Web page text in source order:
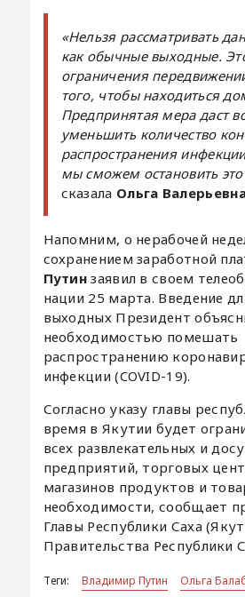
«Нельзя рассматривать
как обычные выходные.
ограничения
того, чтобы находиться
Предпринятая мера даст
уменьшить количество
распространения
мы сможем остановить
сказала Ольга
Напомним, о нерабочей
сохранением заработной
Путин заявил в своем
нации 25 марта. Введение
выходных Президент
необходимостью помешать
распространению
инфекции (COVID-19).
Согласно указу главы
время в Якутии будет
всех развлекательных и
предприятий, торговых
магазинов продуктов и
необходимости, сообщает
Главы Республики Саха
Правительства Республики
Теги: Владимир Путин Ольга